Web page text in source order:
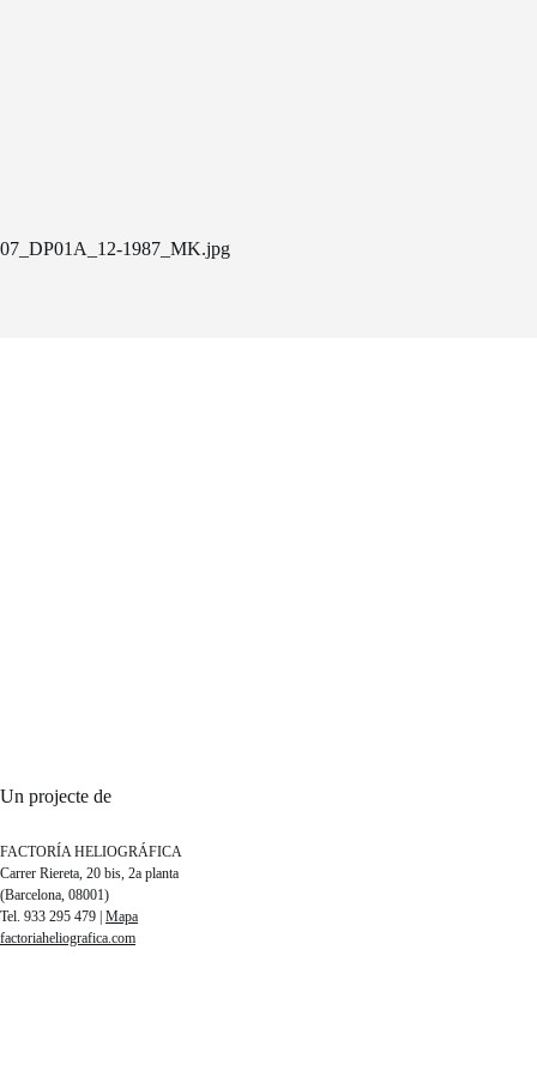
07_DP01A_12-1987_MK.jpg
Un projecte de
FACTORÍA HELIOGRÁFICA
Carrer Riereta, 20 bis, 2a planta
(Barcelona, 08001)
Tel. 933 295 479 | Mapa
factoriaheliografica.com